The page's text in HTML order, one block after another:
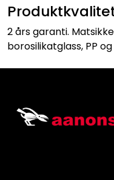
2 års garanti.
borosilikatglass, PP